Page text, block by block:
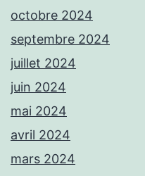
octobre 2024
septembre 2024
juillet 2024
juin 2024
mai 2024
avril 2024
mars 2024